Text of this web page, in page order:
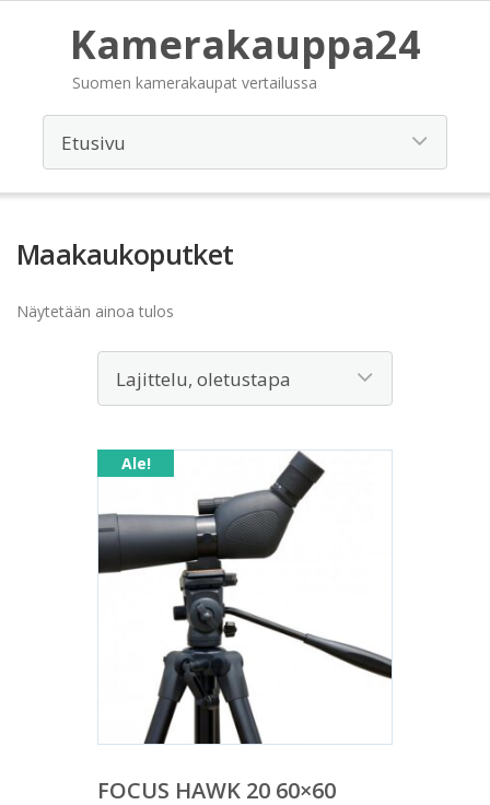
Kamerakauppa24
Suomen kamerakaupat vertailussa
Maakaukoputket
Näytetään ainoa tulos
Ale!
FOCUS HAWK 20 60×60